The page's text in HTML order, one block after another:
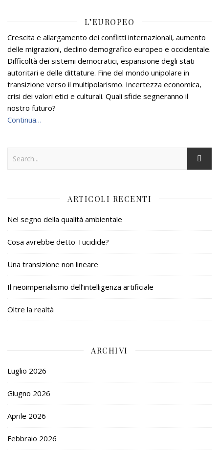
L’EUROPEO
Crescita e allargamento dei conflitti internazionali, aumento
delle migrazioni, declino demografico europeo e occidentale.
Difficoltà dei sistemi democratici, espansione degli stati
autoritari e delle dittature. Fine del mondo unipolare in
transizione verso il multipolarismo. Incertezza economica,
crisi dei valori etici e culturali. Quali sfide segneranno il
nostro futuro?
Continua…
ARTICOLI RECENTI
Nel segno della qualità ambientale
Cosa avrebbe detto Tucidide?
Una transizione non lineare
Il neoimperialismo dell’intelligenza artificiale
Oltre la realtà
ARCHIVI
Luglio 2026
Giugno 2026
Aprile 2026
Febbraio 2026